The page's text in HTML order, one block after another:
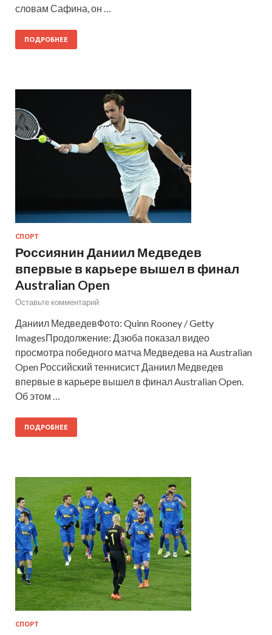
словам Сафина, он …
ПОДРОБНЕЕ
СПОРТ
Россиянин Даниил Медведев
впервые в карьере вышел в финал
Australian Open
Оставьте комментарий
Даниил МедведевФото: Quinn Rooney / Getty
ImagesПродолжение: Дзюба показал видео
просмотра победного матча Медведева на Australian
Open Российский теннисист Даниил Медведев
впервые в карьере вышел в финал Australian Open.
Об этом …
ПОДРОБНЕЕ
СПОРТ